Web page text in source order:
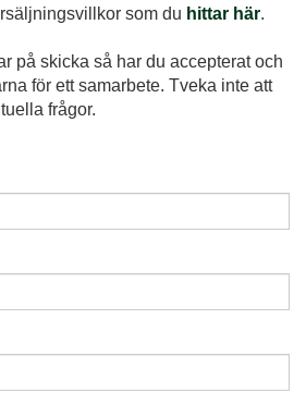
som du hittar här.
på skicka så har du accepterat och
för ett samarbete. Tveka inte att
frågor.